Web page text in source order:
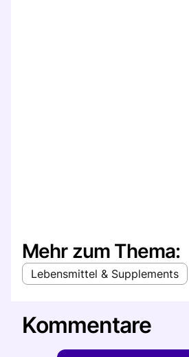
Mehr zum Thema:
Lebensmittel & Supplements
Kommentare